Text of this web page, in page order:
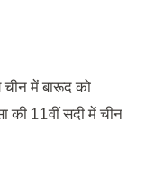
में बारूद को
की 11वीं सदी में चीन